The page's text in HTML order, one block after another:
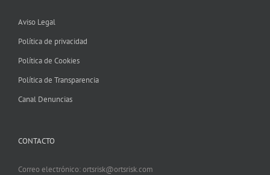
Aviso Legal
Política de privacidad
Política de Cookies
Política de Transparencia
Canal Denuncias
CONTACTO
Correo electrónico: ortsrisk@ortsrisk.com